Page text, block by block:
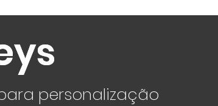
personalização